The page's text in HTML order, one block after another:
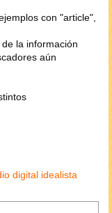
con "article",
la información
aún
digital idealista